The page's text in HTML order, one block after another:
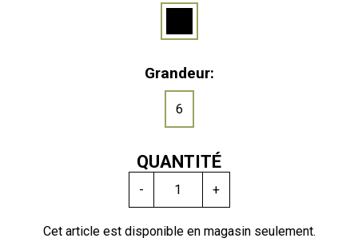
Grandeur:
6
QUANTITÉ
- +
Cet article est disponible en magasin seulement.